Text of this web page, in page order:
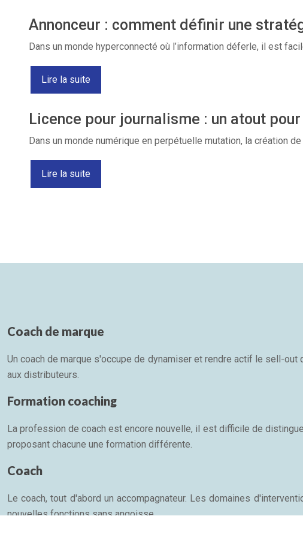
Annonceur : comment définir une
Dans un monde hyperconnecté où l’information déferle, il est
Lire la suite
Licence pour journalisme : un atout
Dans un monde numérique en perpétuelle mutation, la création
Lire la suite
Coach de marque
Un coach de marque s'occupe de dynamiser et rendre actif le sell-
aux distributeurs.
Formation coaching
La profession de coach est encore nouvelle, il est difficile de
proposant chacune une formation différente.
Coach
Le coach, tout d'abord un accompagnateur. Les domaines
nouvelles fonctions sans angoisse....